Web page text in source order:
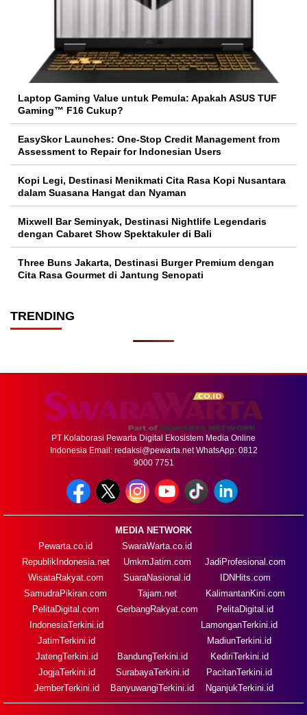
Laptop Gaming Value untuk Pemula: Apakah ASUS TUF
Gaming™ F16 Cukup?
EasySkor Launches: One-Stop Credit Management from
Assessment to Repair for Indonesian Users
Kopi Legi, Destinasi Menikmati Cita Rasa Kopi Nusantara
dalam Suasana Hangat dan Nyaman
Mixwell Bar Seminyak, Destinasi Nightlife Legendaris
dengan Cabaret Show Spektakuler di Bali
Three Buns Jakarta, Destinasi Burger Premium dengan
Cita Rasa Gourmet di Jantung Senopati
TRENDING
PT Kolaborasi Pewarta Digital Ekosistem Media Online
Indonesia Email: redaksi@pewarta.netWhatsApp: 0812
9000 7751
MEDIA NETWORK
Pewarta.co.id
RepublikIndonesia.net
WisataRakyat.com
SamudraPikiran.com
PelitaDigital.com
SwaraWarta.co.id
UmkmJatim.com
SuaraNasional.id
Tajam.net
GerbangRakyat.com
JadiProfesional.com
IDNHits.com
KalimantanKini.com
PelitaDigital.id
IndonesiaTerkini.id
JatimTerkini.id
JatengTerkini.id
JogjaTerkini.id
JemberTerkini.id
BandungTerkini.id
SurabayaTerkini.id
BanyuwangiTerkini.id
LamonganTerkini.id
MadiunTerkini.id
KediriTerkini.id
PacitanTerkini.id
NganjukTerkini.id